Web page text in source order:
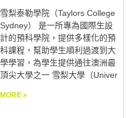
雪梨泰勒學院（Taylors College
Sydney） 是一所專為國際生設
計的預科學院，提供多樣化的預
科課程，幫助學生順利過渡到大
學學習，為學生提供通往澳洲最
頂尖大學之一 雪梨大學（Univer
MORE »